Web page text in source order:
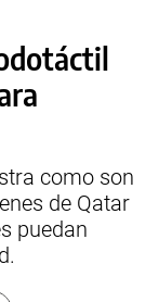
como son
de Qatar
puedan